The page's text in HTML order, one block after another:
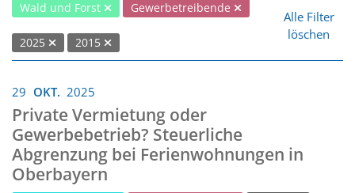
Wald und Forst Gewerbetreibende
2025 2015
Alle Filter
löschen
29 OKT. 2025
Private Vermietung oder
Gewerbebetrieb? Steuerliche
Abgrenzung bei Ferienwohnungen in
Oberbayern